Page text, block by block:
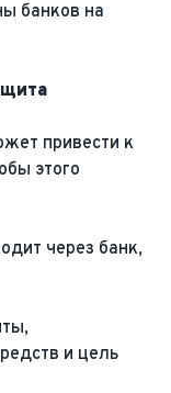
банков на
привести к
этого
через банк,
и цель